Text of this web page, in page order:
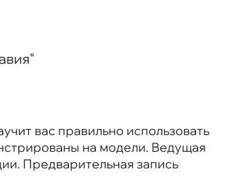
вас правильно использовать
на модели. Ведущая
Предварительная запись